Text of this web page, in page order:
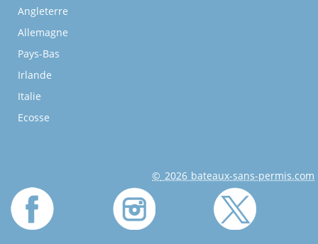
Angleterre
Allemagne
Pays-Bas
Irlande
Italie
Ecosse
© 2026 bateaux-sans-permis.com